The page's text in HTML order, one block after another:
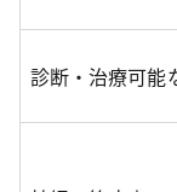
診断・治療可能